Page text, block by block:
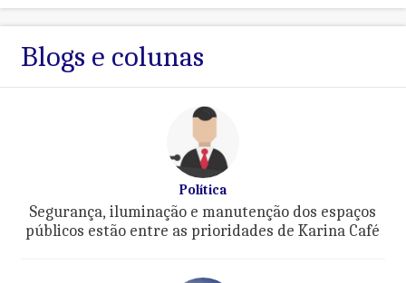
Blogs e colunas
Política
Segurança, iluminação e manutenção dos espaços
públicos estão entre as prioridades de Karina Café